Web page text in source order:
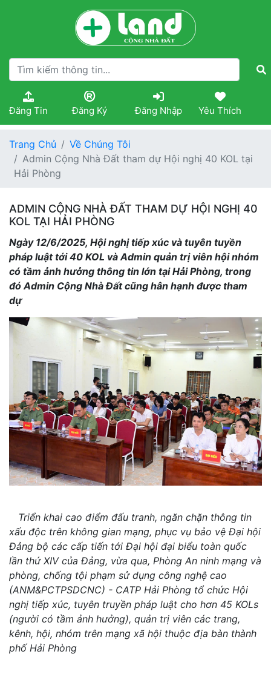
Đăng Tin Đăng Ký Đăng Nhập Yêu Thích
Trang Chủ
Về Chúng Tôi
Admin Cộng Nhà Đất tham dự Hội nghị 40 KOL tại
Hải Phòng
ADMIN CỘNG NHÀ ĐẤT THAM DỰ HỘI NGHỊ 40
KOL TẠI HẢI PHÒNG
Ngày 12/6/2025, Hội nghị tiếp xúc và tuyên tuyền
pháp luật tới 40 KOL và Admin quản trị viên hội nhóm
có tầm ảnh hưởng thông tin lớn tại Hải Phòng, trong
đó Admin Cộng Nhà Đất cũng hân hạnh được tham
dự
Triển khai cao điểm đấu tranh, ngăn chặn thông tin
xấu độc trên không gian mạng, phục vụ bảo vệ Đại hội
Đảng bộ các cấp tiến tới Đại hội đại biểu toàn quốc
lần thứ XIV của Đảng, vừa qua, Phòng An ninh mạng và
phòng, chống tội phạm sử dụng công nghệ cao
(ANM&PCTPSDCNC) - CATP Hải Phòng tổ chức Hội
nghị tiếp xúc, tuyên truyền pháp luật cho hơn 45 KOLs
(người có tầm ảnh hưởng), quản trị viên các trang,
kênh, hội, nhóm trên mạng xã hội thuộc địa bàn thành
phố Hải Phòng